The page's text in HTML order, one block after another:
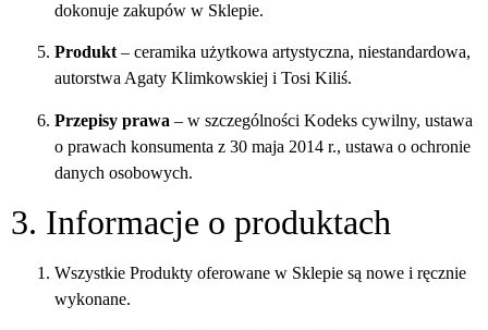
dokonuje zakupów w Sklepie.
Produkt – ceramika użytkowa artystyczna, niestandardowa,
autorstwa Agaty Klimkowskiej i Tosi Kiliś.
Przepisy prawa – w szczególności Kodeks cywilny, ustawa
o prawach konsumenta z 30 maja 2014 r., ustawa o ochronie
danych osobowych.
3. Informacje o produktach
Wszystkie Produkty oferowane w Sklepie są nowe i ręcznie
wykonane.